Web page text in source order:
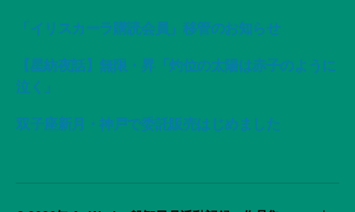
「イリスカーラ購読会員」移管のお知らせ
【星紡夜話】無限・昇「灼位の太陽は赤子のように
泣く」
双子座新月・神戸で委託販売はじめました